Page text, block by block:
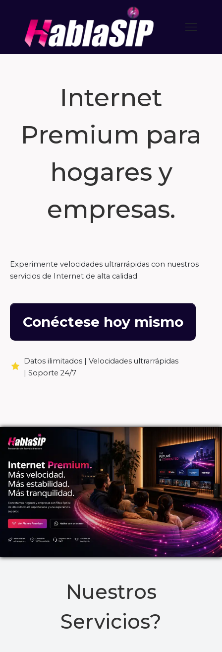
Internet
Premium para
hogares y
empresas.
Experimente velocidades ultrarrápidas con nuestros
servicios de Internet de alta calidad.
Conéctese hoy mismo
Datos ilimitados | Velocidades ultrarrápidas
| Soporte 24/7
Nuestros
Servicios?